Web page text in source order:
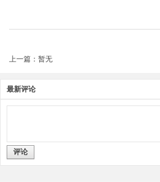
上一篇：暂无
最新评论
评论